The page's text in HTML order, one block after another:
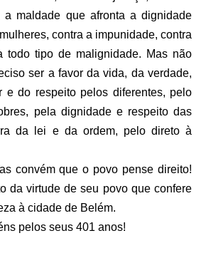
a maldade que afronta a dignidade
contra a impunidade, contra
todo tipo de malignidade. Mas não
ser a favor da vida, da verdade,
e do respeito pelos diferentes, pelo
pela dignidade e respeito das
da lei e da ordem, pelo direto à
convém que o povo pense direito!
da virtude de seu povo que confere
à cidade de Belém.
pelos seus 401 anos!